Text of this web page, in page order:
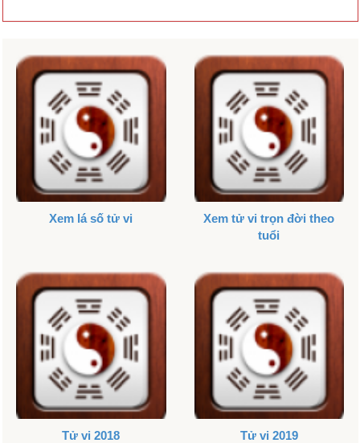
Xem lá số tử vi
Xem tử vi trọn đời theo
tuổi
Tử vi 2018 Tử vi 2019